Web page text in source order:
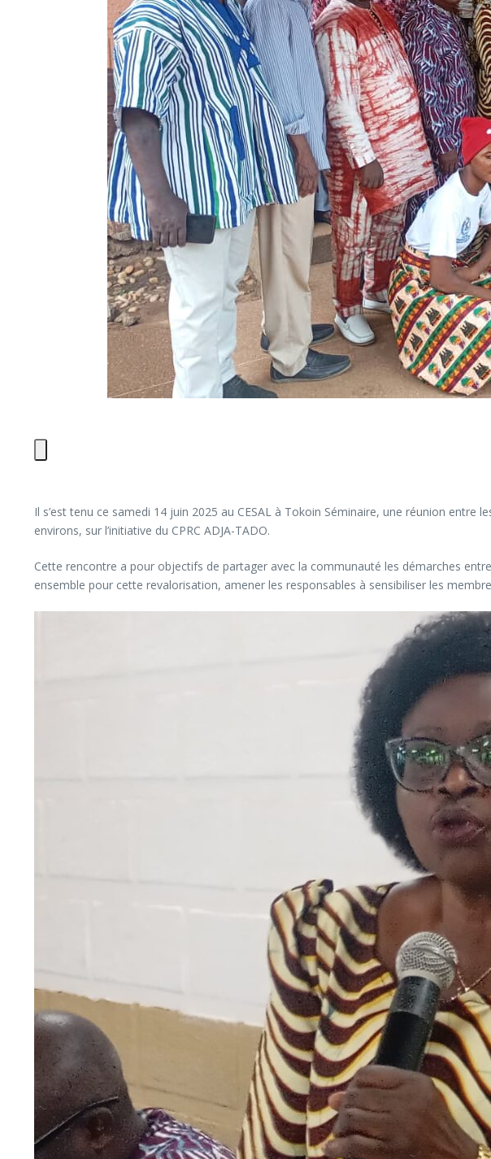
Il s’est tenu ce samedi 14 juin 2025 au CESAL à Tokoin Séminaire, une réunion
environs, sur l’initiative du CPRC ADJA-TADO.
Cette rencontre a pour objectifs de partager avec la communauté les démarches
ensemble pour cette revalorisation, amener les responsables à sensibiliser les